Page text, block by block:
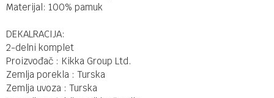
Materijal: 100% pamuk
DEKALRACIJA:
2-delni komplet
Proizvođač : Kikka Group Ltd.
Zemlja porekla : Turska
Zemlja uvoza : Turska